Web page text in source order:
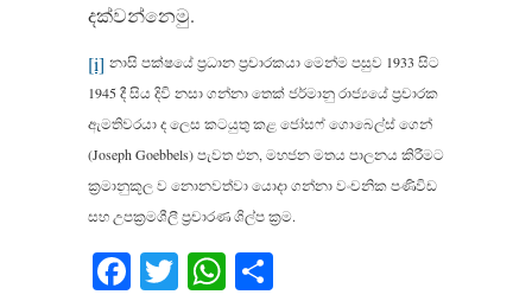
දක්වන්නෙමු.
[i] නාසි පක්ෂයේ ප්‍රධාන ප්‍රචාරකයා මෙන්ම පසුව 1933 සිට
1945 දී සිය දිවි නසා ගන්නා තෙක් ජර්මානු රාජ්‍යයේ ප්‍රචාරක
ඇමතිවරයා ද ලෙස කටයුතු කළ ජෝසෆ් ගොබෙල්ස් ගෙන්
(Joseph Goebbels)පැවත එන, මහජන මතය පාලනය කිරීමට
ක්‍රමානුකූල ව නොනවත්වා යොදා ගන්නා වංචනික පණිවිඩ
සහ උපක්‍රමශීලී ප්‍රචාරණ ශිල්ප ක්‍රම.
Facebook
TwitterWhatsApp